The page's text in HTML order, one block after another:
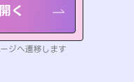
く
ジへ遷移します